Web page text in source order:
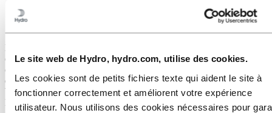
Le site web de Hydro, hydro.com, utilise des cookies.
Les cookies sont de petits fichiers texte qui aident le site à
fonctionner correctement et améliorent votre expérience
utilisateur. Nous utilisons des cookies nécessaires pour
Extruded Solutions est l'activité la plus importante du groupe Hydro,
comptant 22 000 employés dans 40 pays. Le groupe fournit des
composants et des solutions en aluminium sur mesure, à tout type
d'industrie, de l'automobile au transport de masse en passant par le
bâtiment et la construction, l'électronique, l'offshore et le maritime.
L'entité fournit plus de 30 000 clients à travers le monde.